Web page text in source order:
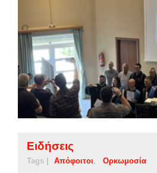
Ειδήσεις
Tags | Απόφοιτοι Ορκωμοσία